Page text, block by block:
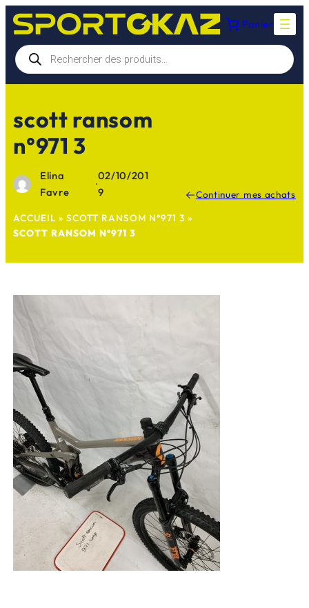
Aller
au
contenu
Panier
Recherche
de
produits
scott ransom
n°971 3
Elina
Favre
·
02/10/201
9
Continuer mes achats
ACCUEIL » SCOTT RANSOM N°971 3 »
SCOTT RANSOM N°971 3